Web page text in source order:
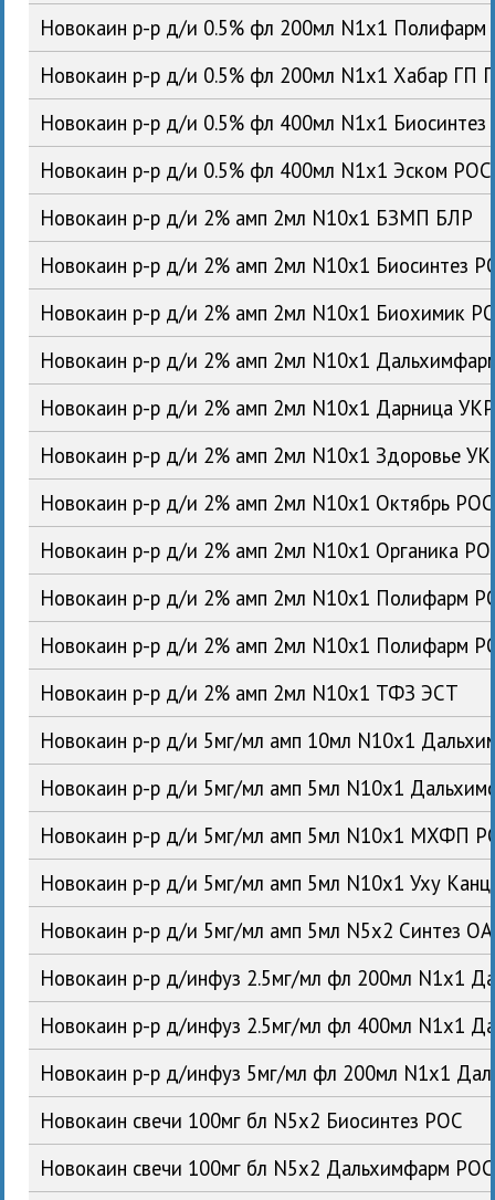
Новокаин р-р д/и 0.5% фл 200мл N1x1
Новокаин р-р д/и 0.5% фл 200мл N1x1 Хабар ГП
Новокаин р-р д/и 0.5% фл 400мл N1x1
Новокаин р-р д/и 0.5% фл 400мл N1x1 Эском РОС
Новокаин р-р д/и 2% амп 2мл N10x1 БЗМП БЛР
Новокаин р-р д/и 2% амп 2мл N10x1 Биосинтез
Новокаин р-р д/и 2% амп 2мл N10x1 Биохимик
Новокаин р-р д/и 2% амп 2мл N10x1
Новокаин р-р д/и 2% амп 2мл N10x1 Дарница УКР
Новокаин р-р д/и 2% амп 2мл N10x1 Здоровье
Новокаин р-р д/и 2% амп 2мл N10x1 Октябрь РОС
Новокаин р-р д/и 2% амп 2мл N10x1 Органика
Новокаин р-р д/и 2% амп 2мл N10x1 Полифарм
Новокаин р-р д/и 2% амп 2мл N10x1 Полифарм
Новокаин р-р д/и 2% амп 2мл N10x1 ТФЗ ЭСТ
Новокаин р-р д/и 5мг/мл амп 10мл N10x1
Новокаин р-р д/и 5мг/мл амп 5мл N10x1
Новокаин р-р д/и 5мг/мл амп 5мл N10x1 МХФП
Новокаин р-р д/и 5мг/мл амп 5мл N10x1 Уху
Новокаин р-р д/и 5мг/мл амп 5мл N5x2 Синтез
Новокаин р-р д/инфуз 2.5мг/мл фл 200мл N1x1
Новокаин р-р д/инфуз 2.5мг/мл фл 400мл N1x1
Новокаин р-р д/инфуз 5мг/мл фл 200мл N1x1
Новокаин свечи 100мг бл N5x2 Биосинтез РОС
Новокаин свечи 100мг бл N5x2 Дальхимфарм РОС